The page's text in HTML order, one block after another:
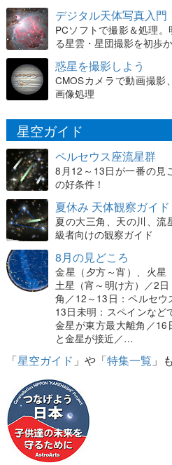
デジタル天体写真入門
PCソフトで撮影＆処理。
る星雲・星団撮影を初歩
惑星を撮影しよう
CMOSカメラで動画撮影
画像処理
星空ガイド
ペルセウス座流星群
8月12～13日が一番の見
の好条件！
夏休み 天体観察ガイド
夏の大三角、天の川、流
級者向けの観察ガイド
8月の見どころ
金星（夕方～宵）、火星
土星（宵～明け方）／2
角／12～13日：ペルセウ
13日未明：スペインなど
金星が東方最大離角／16
と金星が接近／…
「星空ガイド 」や「特集一覧 」